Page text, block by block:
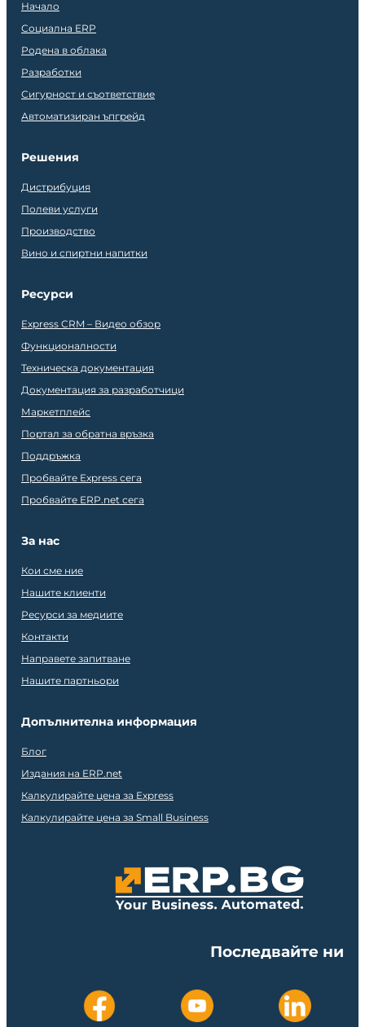
Начало
Социална ERP
Родена в облака
Разработки
Сигурност и съответствие
Автоматизиран ъпгрейд
Решения
Дистрибуция
Полеви услуги
Производство
Вино и спиртни напитки
Ресурси
Express CRM – Видео обзор
Функционалности
Техническа документация
Документация за разработчици
Маркетплейс
Портал за обратна връзка
Поддръжка
Пробвайте Express сега
Пробвайте ERP.net сега
За нас
Кои сме ние
Нашите клиенти
Ресурси за медиите
Контакти
Направете запитване
Нашите партньори
Допълнителна информация
Блог
Издания на ERP.net
Калкулирайте цена за Express
Калкулирайте цена за Small Business
Последвайте ни